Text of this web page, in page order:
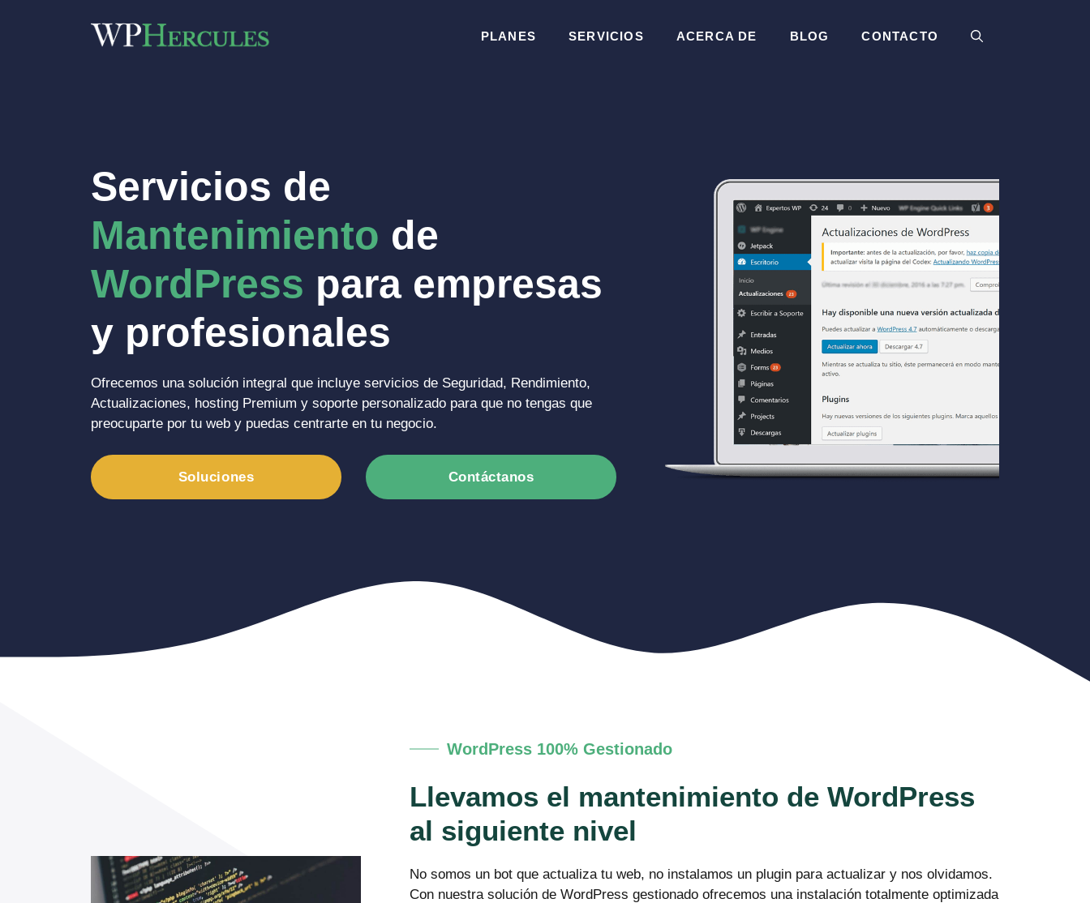
PLANES SERVICIOS ACERCA DE BLOG CONTACTO
Servicios de
Mantenimiento de
WordPress para empresas
y profesionales
Ofrecemos una solución integral que incluye servicios de Seguridad, Rendimiento,
Actualizaciones, hosting Premium y soporte personalizado para que no tengas que
preocuparte por tu web y puedas centrarte en tu negocio.
Soluciones Contáctanos
WordPress 100% Gestionado
Llevamos el mantenimiento de WordPress
al siguiente nivel
No somos un bot que actualiza tu web, no instalamos un plugin para actualizar y nos olvidamos.
Con nuestra solución de WordPress gestionado ofrecemos una instalación totalmente optimizada